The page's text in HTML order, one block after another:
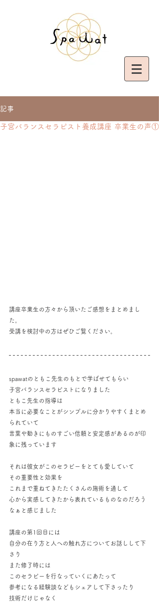
記事
子宮バランスセラピスト養成講座 卒業生の声①
講座卒業生の方々から頂いたご感想をまとめまし
た。
受講を検討中の方はぜひご覧ください。
spawatのともこ先生のもとで学ばせてもらい
子宮バランスセラピストになりました
ともこ先生の指導は
本当に必要なことがシンプルに分かりやすくまとめ
られていて
言葉や動きにものすごい信頼と安定感があるのが印
象に残っています
それは彼女がこのセラピーをとても愛していて
その重要性と効果を
これまで重ねてきたたくさんの施術を通して
心から実感してきたから表れているものなのだろう
なぁと感じました
講座の第1回目には
自分の在り方と人への触れ方についてお話しして下
さり
また修了時には
このセラピーを行なっていくにあたって
参考になる経験談などもシェアして下さったり
技術だけじゃなく